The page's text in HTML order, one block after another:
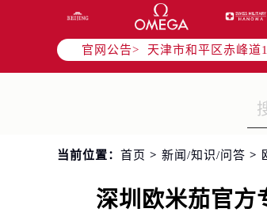
官网公告>
北京市东城区东长
北京市朝阳区建国门
天津市和平区赤峰道
上海市徐汇区虹桥路
南京市秦淮区中山
徐州市鼓楼区淮海东
盐城市盐都区世纪大
当前位置： 首页 > 新闻/知识/问答 >
深圳欧米茄官方